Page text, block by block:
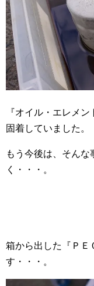
『オイル・エレメ
固着していました。
もう今後は、そん
く・・・。
箱から出した『ＰＥ
す・・・。